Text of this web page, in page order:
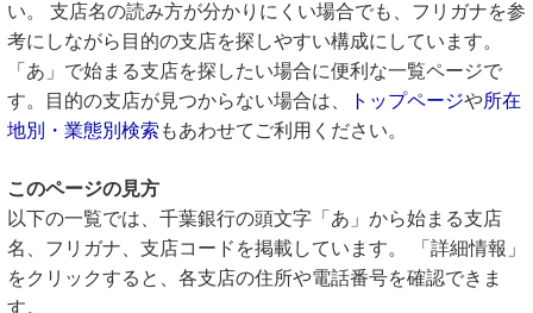
い。 支店名の読み方が分かりにくい場合でも、フリガナを参
考にしながら目的の支店を探しやすい構成にしています。
「あ」で始まる支店を探したい場合に便利な一覧ページで
す。目的の支店が見つからない場合は、
トップページや所在
地別・業態別検索 もあわせてご利用ください。
このページの見方
以下の一覧では、千葉銀行の頭文字「あ」から始まる支店
名、フリガナ、支店コードを掲載しています。 「詳細情報」
をクリックすると、各支店の住所や電話番号を確認できま
す。